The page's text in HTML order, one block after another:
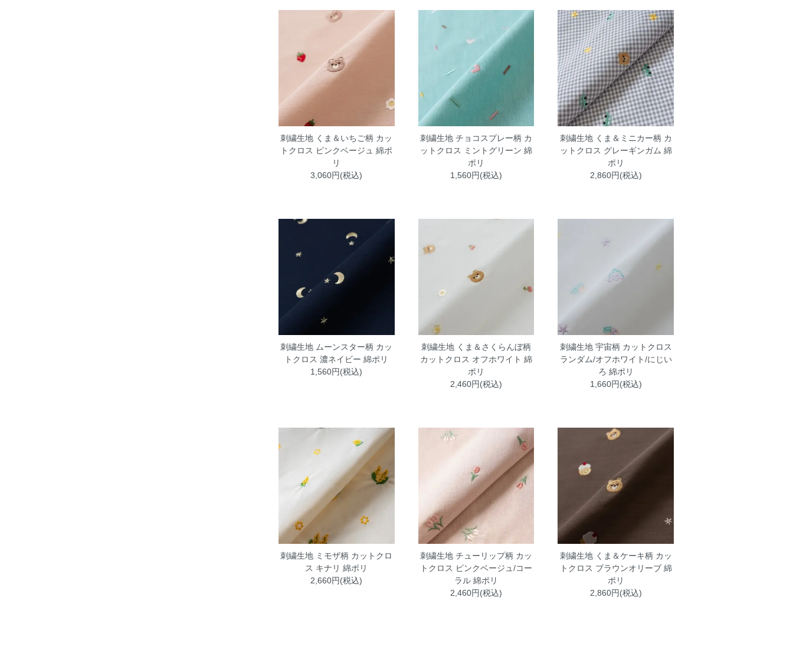
刺繍生地 くま＆いちご柄 カッ
トクロス ピンクベージュ 綿ポ
リ
3,060円(税込)
刺繍生地 チョコスプレー柄 カ
ットクロス ミントグリーン 綿
ポリ
1,560円(税込)
刺繍生地 くま＆ミニカー柄 カ
ットクロス グレーギンガム 綿
ポリ
2,860円(税込)
刺繍生地 ムーンスター柄 カッ
トクロス 濃ネイビー 綿ポリ
1,560円(税込)
刺繍生地 くま＆さくらんぼ柄
カットクロス オフホワイト 綿
ポリ
2,460円(税込)
刺繍生地 宇宙柄 カットクロス
ランダム/オフホワイト/にじい
ろ 綿ポリ
1,660円(税込)
刺繍生地 ミモザ柄 カットクロ
ス キナリ 綿ポリ
2,660円(税込)
刺繍生地 チューリップ柄 カッ
トクロス ピンクベージュ/コー
ラル 綿ポリ
2,460円(税込)
刺繍生地 くま＆ケーキ柄 カッ
トクロス ブラウンオリーブ 綿
ポリ
2,860円(税込)